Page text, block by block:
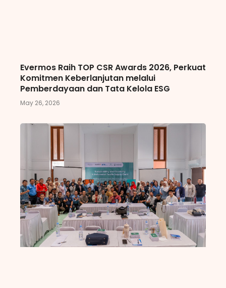
Evermos Raih TOP CSR Awards 2026, Perkuat
Komitmen Keberlanjutan melalui
Pemberdayaan dan Tata Kelola ESG
May 26, 2026